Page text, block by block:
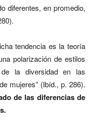
diferentes, en promedio,
tendencia es la teoría
polarización de estilos
la diversidad en las
mujeres” (Ibíd., p. 286).
de las diferencias de